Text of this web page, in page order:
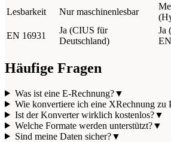
Lesbarkeit
Nur maschinenlesbar
EN 16931
Ja (CIUS für
Deutschland)
Ja
Häufige Fragen
Was ist eine E-Rechnung?▼
Wie konvertiere ich eine XRechnung zu
Ist der Konverter wirklich kostenlos?▼
Welche Formate werden unterstützt?▼
Sind meine Daten sicher?▼